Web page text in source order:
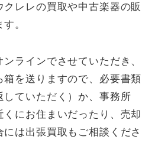
レレの買取や中古楽器の販
。
ラインでさせていただき、
を送りますので、必要書類
していただく）か、事務所
くにお住まいだったり、売却
には出張買取もご相談くださ